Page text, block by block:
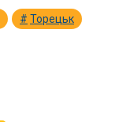
Торецьк